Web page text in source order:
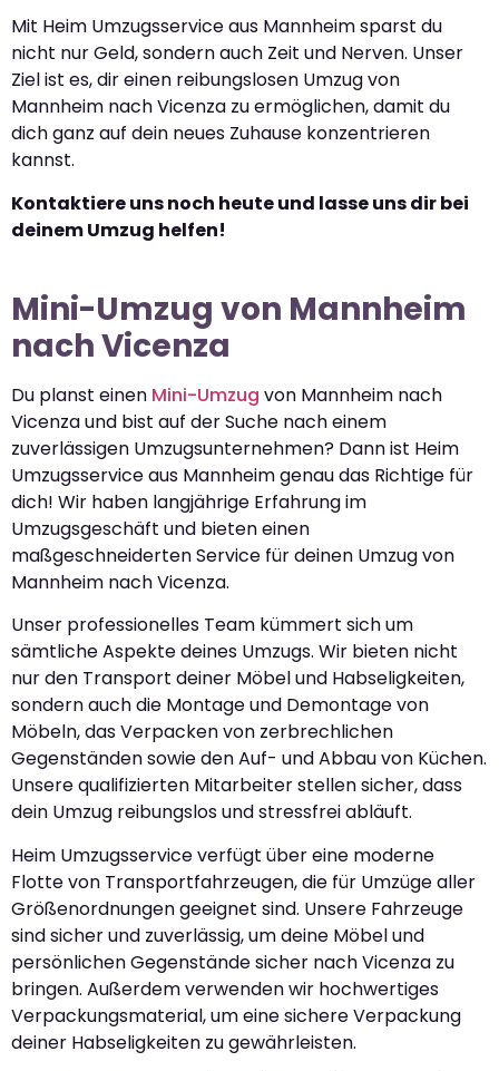
Mit Heim Umzugsservice aus Mannheim sparst du
nicht nur Geld, sondern auch Zeit und Nerven. Unser
Ziel ist es, dir einen reibungslosen Umzug von
Mannheim nach Vicenza zu ermöglichen, damit du
dich ganz auf dein neues Zuhause konzentrieren
kannst.
Kontaktiere uns noch heute und lasse uns dir bei
deinem Umzug helfen!
Mini-Umzug von Mannheim
nach Vicenza
Du planst einen Mini-Umzug von Mannheim nach
Vicenza und bist auf der Suche nach einem
zuverlässigen Umzugsunternehmen? Dann ist Heim
Umzugsservice aus Mannheim genau das Richtige für
dich! Wir haben langjährige Erfahrung im
Umzugsgeschäft und bieten einen
maßgeschneiderten Service für deinen Umzug von
Mannheim nach Vicenza.
Unser professionelles Team kümmert sich um
sämtliche Aspekte deines Umzugs. Wir bieten nicht
nur den Transport deiner Möbel und Habseligkeiten,
sondern auch die Montage und Demontage von
Möbeln, das Verpacken von zerbrechlichen
Gegenständen sowie den Auf- und Abbau von Küchen.
Unsere qualifizierten Mitarbeiter stellen sicher, dass
dein Umzug reibungslos und stressfrei abläuft.
Heim Umzugsservice verfügt über eine moderne
Flotte von Transportfahrzeugen, die für Umzüge aller
Größenordnungen geeignet sind. Unsere Fahrzeuge
sind sicher und zuverlässig, um deine Möbel und
persönlichen Gegenstände sicher nach Vicenza zu
bringen. Außerdem verwenden wir hochwertiges
Verpackungsmaterial, um eine sichere Verpackung
deiner Habseligkeiten zu gewährleisten.